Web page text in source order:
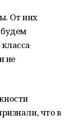
От них
будем
не
что в